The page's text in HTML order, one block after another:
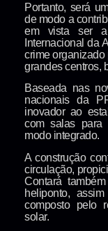
Portanto, será
de modo a
em vista ser a
Internacional da
crime organizado
grandes centros,
Baseada nas
nacionais da
inovador ao
com salas para
modo integrado.
A construção
circulação,
Contará
heliponto,
composto pelo
solar.